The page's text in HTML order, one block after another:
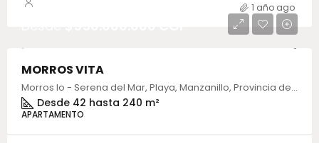
1 año ago
MORROS VITA
Morros Io - Serena del Mar, Playa, Manzanillo, Provincia de Cartagena, Bolívar, Colombia
Desde 42 hasta 240 m²
APARTAMENTO